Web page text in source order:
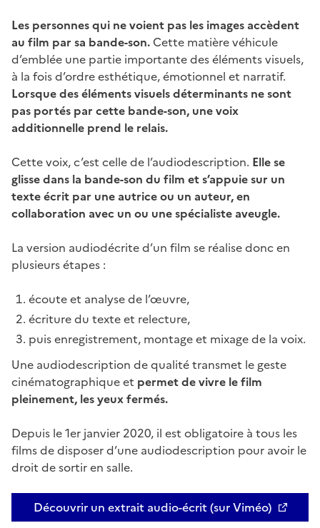
Les personnes qui ne voient pas les images accèdent
au film par sa bande-son. Cette matière véhicule
d’emblée une partie importante des éléments visuels,
à la fois d’ordre esthétique, émotionnel et narratif.
Lorsque des éléments visuels déterminants ne sont
pas portés par cette bande-son, une voix
additionnelle prend le relais.
Cette voix, c’est celle de l’audiodescription. Elle se
glisse dans la bande-son du film et s’appuie sur un
texte écrit par une autrice ou un auteur, en
collaboration avec un ou une spécialiste aveugle.
La version audiodécrite d’un film se réalise donc en
plusieurs étapes :
écoute et analyse de l’œuvre,
écriture du texte et relecture,
puis enregistrement, montage et mixage de la voix.
Une audiodescription de qualité transmet le geste
cinématographique et permet de vivre le film
pleinement, les yeux fermés.
Depuis le 1er janvier 2020, il est obligatoire à tous les
films de disposer d’une audiodescription pour avoir le
droit de sortir en salle.
Découvrir un extrait audio-écrit (sur Viméo)